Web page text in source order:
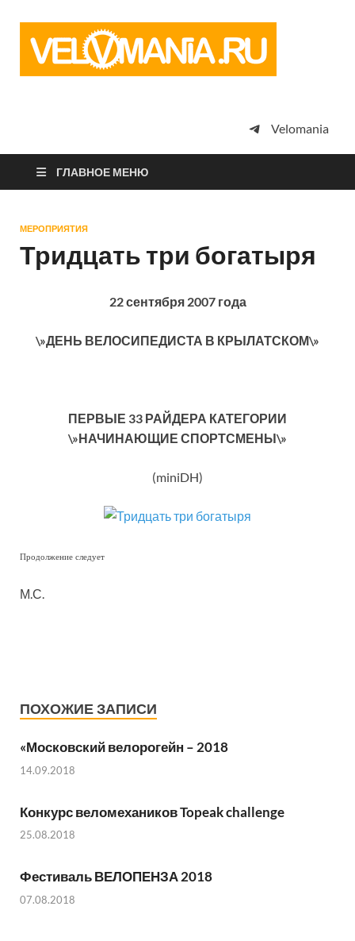
просто
Velomania
ГЛАВНОЕ МЕНЮ
МЕРОПРИЯТИЯ
Тридцать три богатыря
22 сентября 2007 года
\»ДЕНЬ ВЕЛОСИПЕДИСТА В КРЫЛАТСКОМ\»
ПЕРВЫЕ 33 РАЙДЕРА КАТЕГОРИИ
\»НАЧИНАЮЩИЕ СПОРТСМЕНЫ\»
(miniDH)
Продолжение следует
М.С.
ПОХОЖИЕ ЗАПИСИ
«Московский велорогейн – 2018
14.09.2018
Конкурс веломехаников Topeak challenge
25.08.2018
Фестиваль ВЕЛОПЕНЗА 2018
07.08.2018